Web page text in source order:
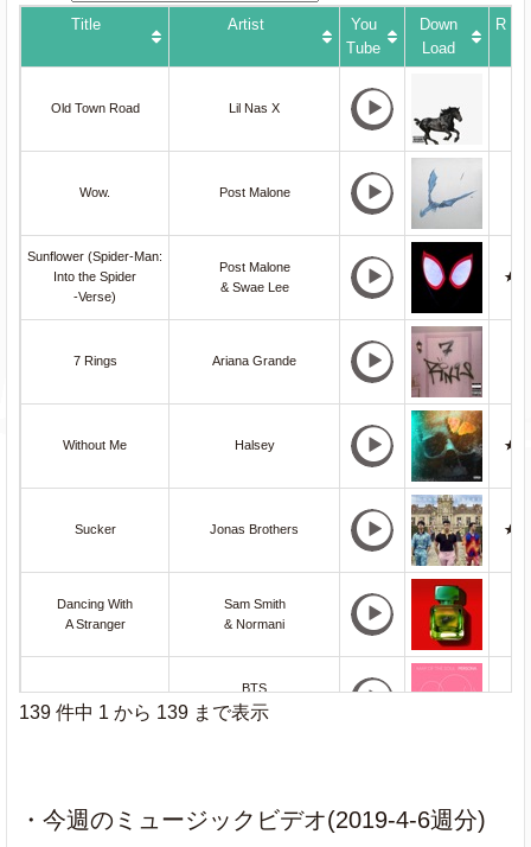
Title Artist
You
Tube
Down
Load
R
Old Town Road Lil Nas X
Wow. Post Malone
Sunflower (Spider-Man:
Into the Spider
-Verse)
Post Malone
& Swae Lee
★
7 Rings Ariana Grande
Without Me Halsey ★
Sucker Jonas Brothers ★
Dancing With
A Stranger
Sam Smith
& Normani
Boy With Luv
BTS
ft.Halsey
139 件中 1 から 139 まで表示
・今週のミュージックビデオ(2019-4-6週分)